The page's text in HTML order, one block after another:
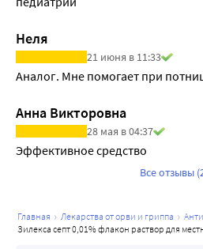
Лечение и профилактика
кандидозов кожи и слизистых
препарат наносят на
обильно смоченными
применяется 3 раза в день на
Венерология
после полового акта.
Неля
21 июня в 11:33
Аналог. Мне помогает при
Анна Викторовна
28 мая в 04:37
Эффективное средство
Все отзывы
главная лекарства от орви и гриппа
зилекса септ 0,01% флакон раствор для